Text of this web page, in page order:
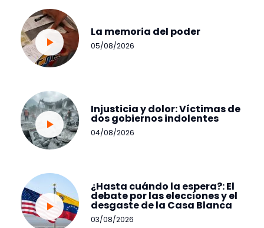
La memoria del poder
05/08/2026
Injusticia y dolor: Víctimas de
dos gobiernos indolentes
04/08/2026
¿Hasta cuándo la espera?: El
debate por las elecciones y el
desgaste de la Casa Blanca
03/08/2026